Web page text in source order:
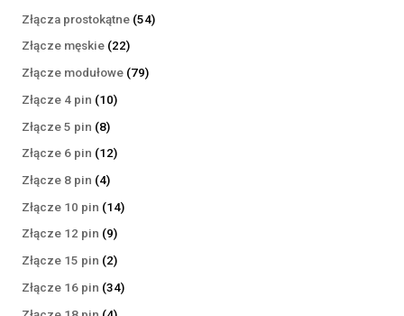
produktów
Złącza prostokątne 5454
Złącze męskie 2222
produkty
Złącze modułowe 7979
Złącze 4 pin 1010
Złącze 5 pin 88
produktów
Złącze 6 pin 1212
Złącze 8 pin 44
produkty
Złącze 10 pin 1414
Złącze 12 pin 99
produktów
Złącze 15 pin 22
produkty
Złącze 16 pin 3434